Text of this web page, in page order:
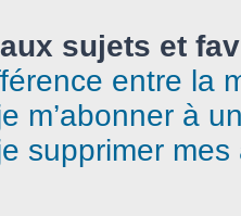
sujets et
entre la
m’abonner à
supprimer